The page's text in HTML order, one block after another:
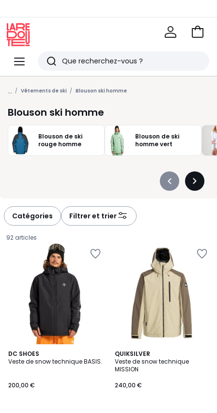
Menu
Redoute
Rechercher
Derniers
articles
vus
Voir
... Vêtements de ski Blouson ski homme
Blouson ski homme
Blouson de ski
rouge homme
Blouson de ski
homme vert
Précédent
Catégories Filtrer et trier
92 articles
DC SHOES
Veste de snow technique BASIS.
€.
200,00 €
3
Couleurs
QUIKSILVER
Veste de snow technique
MISSION
240,00 €
3
Couleurs